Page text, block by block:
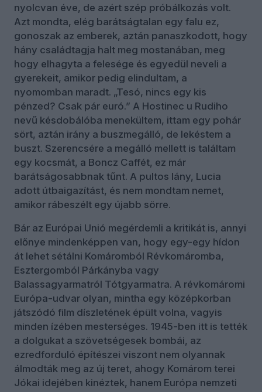
nyolcvan éve, de azért szép próbálkozás volt.
Azt mondta, elég barátságtalan egy falu ez,
gonoszak az emberek, aztán panaszkodott, hogy
hány családtagja halt meg mostanában, meg
hogy elhagyta a felesége és egyedül neveli a
gyerekeit, amikor pedig elindultam, a
nyomomban maradt. „Tesó, nincs egy kis
pénzed? Csak pár euró.” A Hostinec u Rudiho
nevű késdobálóba menekültem, ittam egy pohár
sört, aztán irány a buszmegálló, de lekéstem a
buszt. Szerencsére a megálló mellett is találtam
egy kocsmát, a Boncz Caffét, ez már
barátságosabbnak tűnt. A pultos lány, Lucia
adott útbaigazítást, és nem mondtam nemet,
amikor rábeszélt egy újabb sörre.
Bár az Európai Unió megérdemli a kritikát is, annyi
előnye mindenképpen van, hogy egy-egy hídon
át lehet sétálni Komáromból Révkomáromba,
Esztergomból Párkányba vagy
Balassagyarmatról Tótgyarmatra. A révkomáromi
Európa-udvar olyan, mintha egy középkorban
játszódó film díszletének épült volna, vagyis
minden ízében mesterséges. 1945-ben itt is tették
a dolgukat a szövetségesek bombái, az
ezredforduló építészei viszont nem olyannak
álmodták meg az új teret, ahogy Komárom terei
Jókai idejében kinéztek, hanem Európa nemzeti